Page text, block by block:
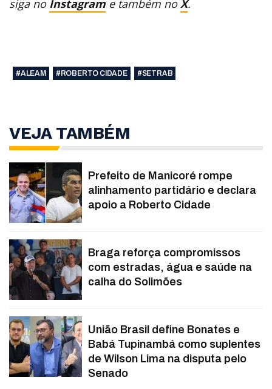
siga no Instagram e também noX.
#ALEAM #ROBERTO CIDADE #SETRAB
VEJA TAMBÉM
Prefeito de Manicoré rompe
alinhamento partidário e declara
apoio a Roberto Cidade
Braga reforça compromissos
com estradas, água e saúde na
calha do Solimões
União Brasil define Bonates e
Babá Tupinambá como suplentes
de Wilson Lima na disputa pelo
Senado